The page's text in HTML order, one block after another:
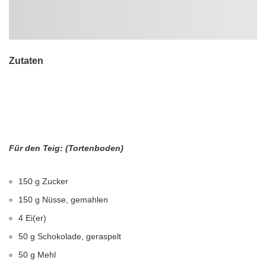
Zutaten
Für den Teig: (Tortenboden)
150 g Zucker
150 g Nüsse, gemahlen
4 Ei(er)
50 g Schokolade, geraspelt
50 g Mehl